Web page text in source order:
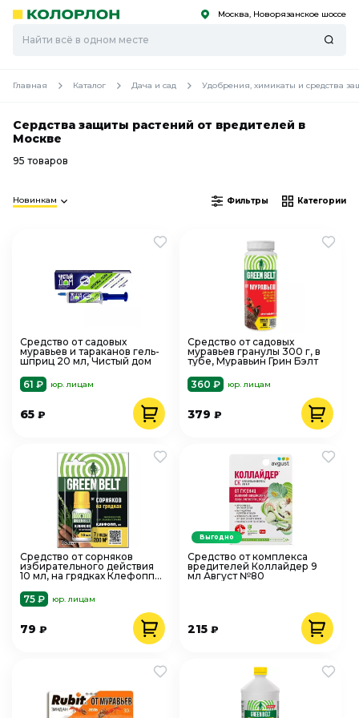
Скоро
Скоро Москва, Новорязанское шоссе
Главная Каталог Дача и сад Удобрения, химикаты и средства
Сердства защиты растений от вредителей в
Москве
95 товаров
Новинкам Фильтры Категории
Средство от садовых
муравьев и тараканов гель-
шприц 20 мл, Чистый дом
61 ₽
юр. лицам
65 ₽
Средство от садовых
муравьев гранулы 300 г, в
тубе, Муравьин Грин Бэлт
360 ₽
юр. лицам
379₽
Средство от сорняков
избирательного действия
10 мл, на грядках Клефопп
75 ₽
юр. лицам
79 ₽
Средство от комплекса
вредителей Коллайдер 9
мл Август №80
215₽
Выгодно